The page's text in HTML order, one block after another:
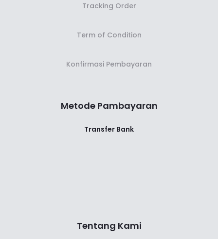
Tracking Order
Term of Condition
Konfirmasi Pembayaran
Metode Pambayaran
Transfer Bank
Tentang Kami